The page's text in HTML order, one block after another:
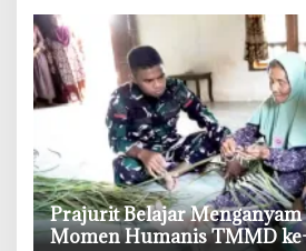
‎Prajurit Belajar Menganyam
Momen Humanis TMMD